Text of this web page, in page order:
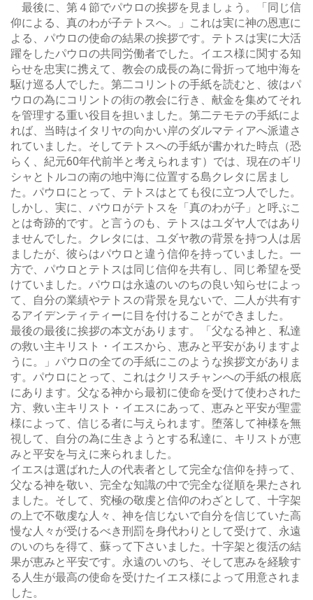
最後に、第４節でパウロの挨拶を見ましょう。「同じ信
仰による、真のわが子テトスへ。」これは実に神の恩恵に
よる、パウロの使命の結果の挨拶です。テトスは実に大活
躍をしたパウロの共同労働者でした。イエス様に関する知
らせを忠実に携えて、教会の成長の為に骨折って地中海を
駆け巡る人でした。第二コリントの手紙を読むと、彼はパ
ウロの為にコリントの街の教会に行き、献金を集めてそれ
を管理する重い役目を担いました。第二テモテの手紙によ
れば、当時はイタリヤの向かい岸のダルマティアへ派遣さ
れていました。そしてテトスへの手紙が書かれた時点（恐
らく、紀元60年代前半と考えられます）では、現在のギリ
シャとトルコの南の地中海に位置する島クレタに居まし
た。パウロにとって、テトスはとても役に立つ人でした。
しかし、実に、パウロがテトスを「真のわが子」と呼ぶこ
とは奇跡的です。と言うのも、テトスはユダヤ人ではあり
ませんでした。クレタには、ユダヤ教の背景を持つ人は居
ましたが、彼らはパウロと違う信仰を持っていました。一
方で、パウロとテトスは同じ信仰を共有し、同じ希望を受
けていました。パウロは永遠のいのちの良い知らせによっ
て、自分の業績やテトスの背景を見ないで、二人が共有す
るアイデンティティーに目を付けることができました。
最後の最後に挨拶の本文があります。「父なる神と、私達
の救い主キリスト・イエスから、恵みと平安がありますよ
うに。」パウロの全ての手紙にこのような挨拶文がありま
す。パウロにとって、これはクリスチャンへの手紙の根底
にあります。父なる神から最初に使命を受けて使わされた
方、救い主キリスト・イエスにあって、恵みと平安が聖霊
様によって、信じる者に与えられます。堕落して神様を無
視して、自分の為に生きようとする私達に、キリストが恵
みと平安を与えに来られました。
イエスは選ばれた人の代表者として完全な信仰を持って、
父なる神を敬い、完全な知識の中で完全な従順を果たされ
ました。そして、究極の敬虔と信仰のわざとして、十字架
の上で不敬虔な人々、神を信じないで自分を信じていた高
慢な人々が受けるべき刑罰を身代わりとして受けて、永遠
のいのちを得て、蘇って下さいました。十字架と復活の結
果が恵みと平安です。永遠のいのち、そして恵みを経験す
る人生が最高の使命を受けたイエス様によって用意されま
した。